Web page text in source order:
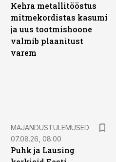
Kehra metallitööstus
mitmekordistas kasumi
ja uus tootmishoone
valmib plaanitust
varem
MAJANDUSTULEMUSED
07.08.26, 08:00
Puhk ja Lausing